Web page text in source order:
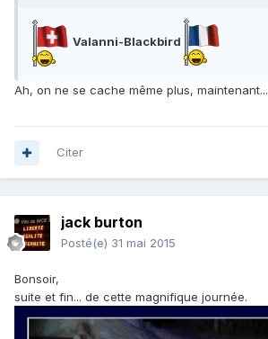
Valanni-Blackbird
Ah, on ne se cache même plus, maintenant...
Citer
jack burton
Posté(e) 31 mai 2015
Bonsoir,
suite et fin... de cette magnifique journée.